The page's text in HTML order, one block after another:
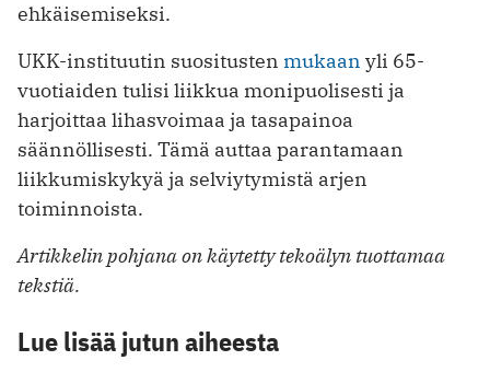
ehkäisemiseksi.
UKK-instituutin suositusten mukaan yli 65-
vuotiaiden tulisi liikkua monipuolisesti ja
harjoittaa lihasvoimaa ja tasapainoa
säännöllisesti. Tämä auttaa parantamaan
liikkumiskykyä ja selviytymistä arjen
toiminnoista.
Artikkelin pohjana on käytetty tekoälyn tuottamaa
tekstiä.
Lue lisää jutun aiheesta